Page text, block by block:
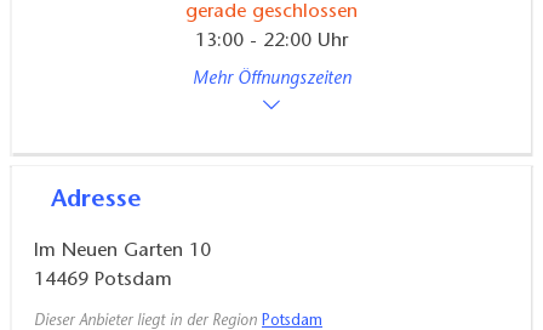
dieser Brauerei. In den Obergeschossen befinden sich
Personen.
gerade geschlossen
13:00 - 22:00 Uhr
Mehr Öffnungszeiten
Adresse
Im Neuen Garten 10
14469 Potsdam
Dieser Anbieter liegt in der Region Potsdam